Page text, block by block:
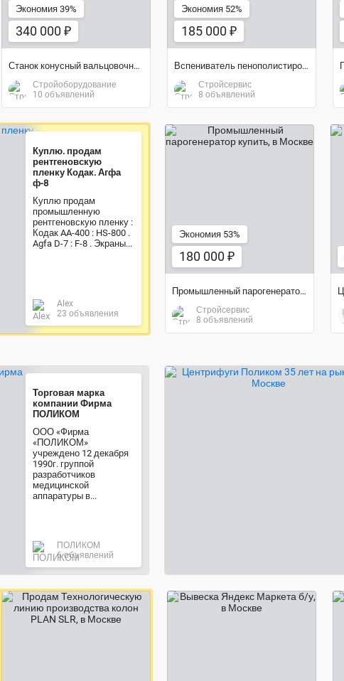
Экономия 39%
340 000 ₽
Станок конусный вальцовочный электромеханический
Стройоборудование
10 объявлений
Экономия 52%
185 000 ₽
Вспениватель пенополистирола купить
Стройсервис
8 объявлений
Куплю. продам
рентгеновскую
пленку Кодак. Агфа
ф-8
Куплю продам
промышленную
рентгеновскую пленку :
Кодак AA-400 : HS-800 .
Agfa D-7 : F-8 . Экраны...
Alex
23 объявления
Экономия 53%
180 000 ₽
Промышленный парогенератор купить
Стройсервис
8 объявлений
Торговая марка
компании Фирма
ПОЛИКОМ
ООО «Фирма
«ПОЛИКОМ»
учреждено 12 декабря
1990г. группой
разработчиков
медицинской
аппаратуры в...
ПОЛИКОМ
6 объявлений